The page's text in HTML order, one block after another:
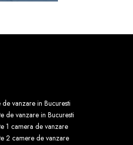
vanzare in Bucuresti
de vanzare in Bucuresti
1 camera de vanzare
2 camere de vanzare